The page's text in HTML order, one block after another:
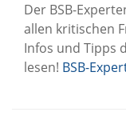
Der BSB-
allen kritischen
Infos und Tipps
lesen! BSB-